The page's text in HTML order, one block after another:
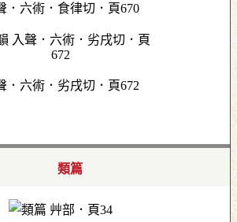
．六術．食律切．頁670
．六術．劣戌切．頁672
類篇